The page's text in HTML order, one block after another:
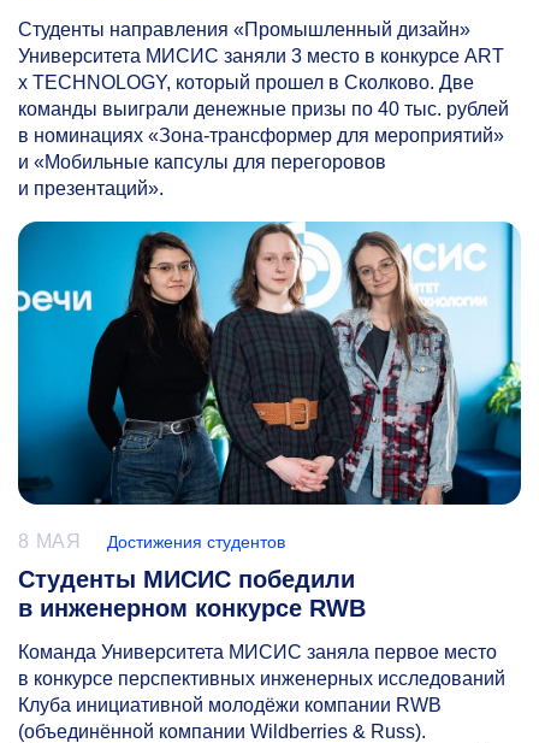
Студенты направления «Промышленный дизайн»
Университета МИСИС заняли 3 место в конкурсе ART
x TECHNOLOGY, который прошел в Сколково. Две
команды выиграли денежные призы по 40 тыс. рублей
в номинациях «Зона-трансформер для мероприятий»
и «Мобильные капсулы для перегоровов
и презентаций».
8 МАЯ Достижения студентов
Студенты МИСИС победили
в инженерном конкурсе RWB
Команда Университета МИСИС заняла первое место
в конкурсе перспективных инженерных исследований
Клуба инициативной молодёжи компании RWB
(объединённой компании Wildberries & Russ).